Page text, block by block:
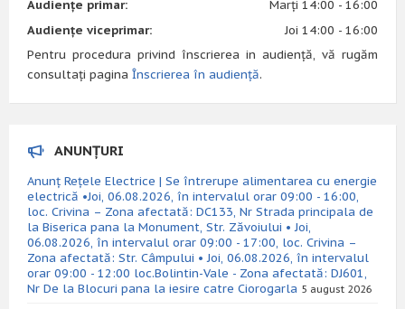
Audiențe primar:
Marți 14:00 - 16:00
Audiențe viceprimar:
Joi 14:00 - 16:00
Pentru procedura privind înscrierea in audiență, vă rugăm
consultați pagina Înscrierea în audiență.
ANUNȚURI
Anunț Rețele Electrice | Se întrerupe alimentarea cu energie
electrică •Joi, 06.08.2026, în intervalul orar 09:00 - 16:00,
loc. Crivina – Zona afectată: DC133, Nr Strada principala de
la Biserica pana la Monument, Str. Zăvoiului • Joi,
06.08.2026, în intervalul orar 09:00 - 17:00, loc. Crivina –
Zona afectată: Str. Câmpului • Joi, 06.08.2026, în intervalul
orar 09:00 - 12:00 loc.Bolintin-Vale - Zona afectată: DJ601,
Nr De la Blocuri pana la iesire catre Ciorogarla 5 august 2026